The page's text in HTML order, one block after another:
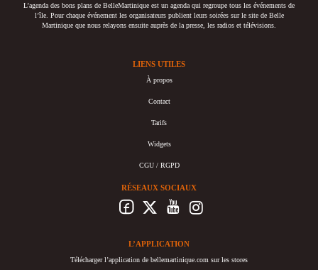
L’agenda des bons plans de BelleMartinique est un agenda qui regroupe tous les événements de
l’île. Pour chaque événement les organisateurs publient leurs soirées sur le site de Belle
Martinique que nous relayons ensuite auprès de la presse, les radios et télévisions.
LIENS UTILES
À propos
Contact
Tarifs
Widgets
CGU / RGPD
RÉSEAUX SOCIAUX
L’APPLICATION
Télécharger l’application de bellemartinique.com sur les stores